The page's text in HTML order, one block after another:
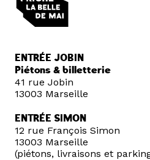
ENTRÉE JOBIN
Piétons & billetterie
41 rue Jobin
13003 Marseille
ENTRÉE SIMON
12 rue François Simon
13003 Marseille
(piétons, livraisons et